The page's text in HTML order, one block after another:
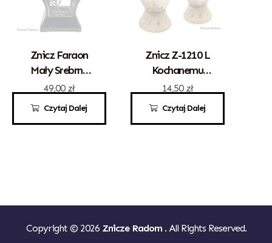
Czytaj Dalej
Znicz Faraon
Mały Srebrny
Kochanej Babci
49,00 zł
Czytaj Dalej
Znicz Z-1210 L
Kochanemu
Dziadkowi
14,50 zł
Copyright © 2026 Znicze Radom . All Rights Reserved.